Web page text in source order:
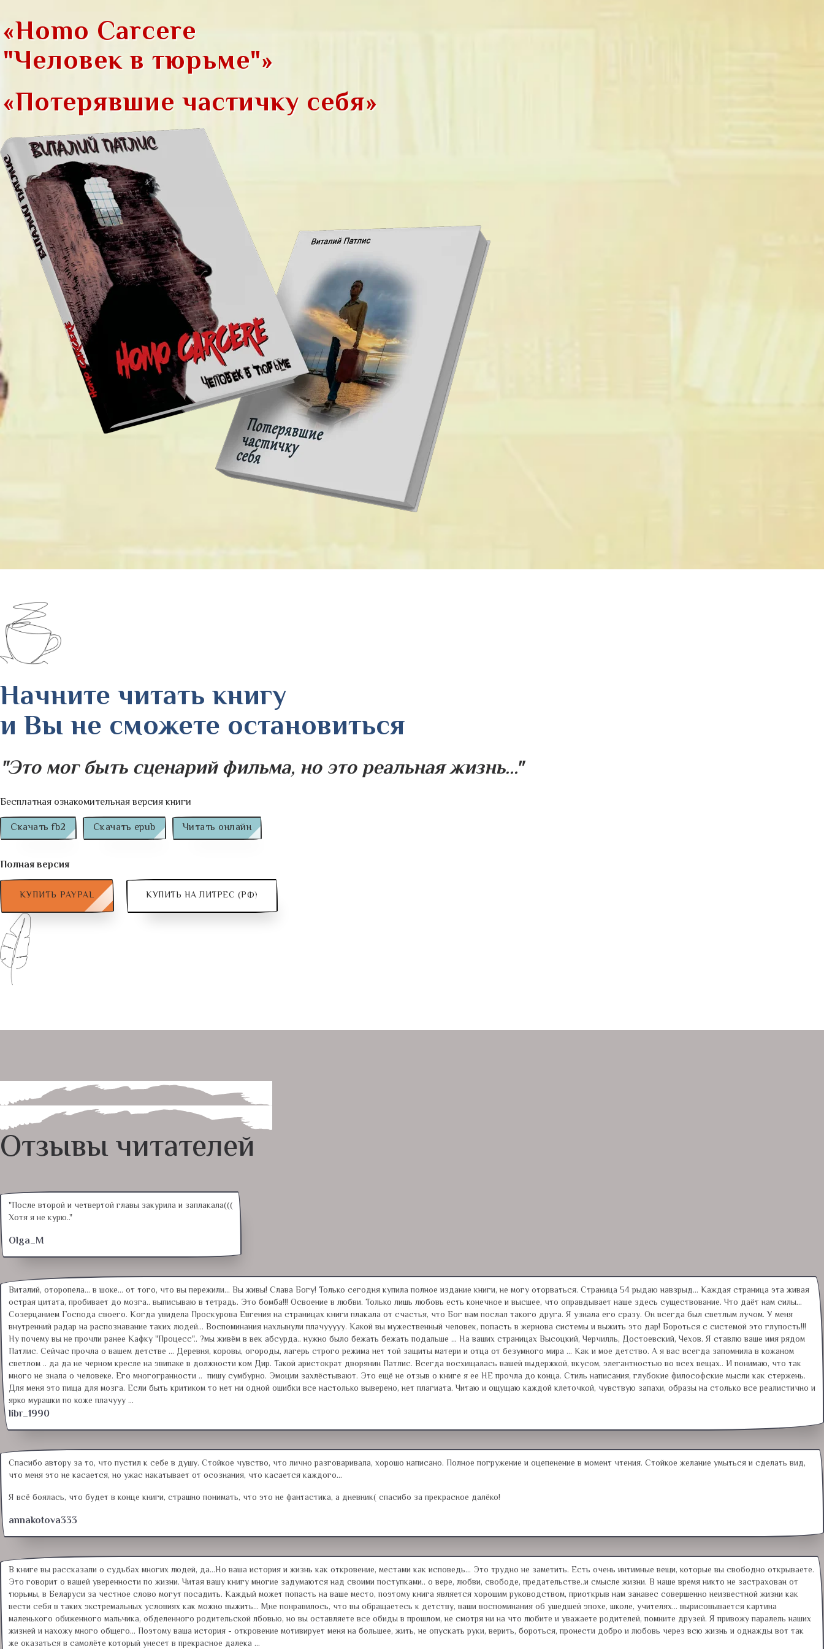
«Homo Carcere
"Человек в тюрьме"»
«Потерявшие частичку себя»
Начните читать книгу
и Вы не сможете остановиться
"Это мог быть сценарий фильма, но это реальная жизнь..."
Бесплатная ознакомительная версия книги
Скачать fb2
Скачать epub Читать онлайн
Полная версия
КУПИТЬ PAYPAL КУПИТЬ НА ЛИТРЕС (РФ)
Отзывы читателей
"После второй и четвертой главы закурила и заплакала(((
Хотя я не курю.."
Olga_M
Виталий, оторопела... в шоке... от того, что вы пережили... Вы живы! Слава Богу! Только сегодня купила полное издание книги, не могу оторваться. Страница 54 рыдаю навзрыд... Каждая страница эта живая
острая цитата, пробивает до мозга.. выписываю в тетрадь. Это бомба!!! Освоение в любви. Только лишь любовь есть конечное и высшее, что оправдывает наше здесь существование. Что даёт нам силы...
Созерцанием Господа своего. Когда увидела Проскурова Евгения на страницах книги плакала от счастья, что Бог вам послал такого друга. Я узнала его сразу. Он всегда был светлым лучом. У меня
внутренний радар на распознавание таких людей... Воспоминания нахлынули плачууууу. Какой вы мужественный человек, попасть в жернова системы и выжить это дар! Бороться с системой это глупость!!!
Ну почему вы не прочли ранее Кафку "Процесс".. ?мы живём в век абсурда.. нужно было бежать бежать подальше ... На ваших страницах Высоцкий, Черчилль, Достоевский, Чехов. Я ставлю ваше имя рядом
Патлис. Сейчас прочла о вашем детстве ... Деревня, коровы, огороды, лагерь строго режима нет той защиты матери и отца от безумного мира ... Как и мое детство. А я вас всегда запомнила в кожаном
светлом .. да да не черном кресле на эвипаке в должности ком Дир. Такой аристократ дворянин Патлис. Всегда восхищалась вашей выдержкой, вкусом, элегантностью во всех вещах.. И понимаю, что так
много не знала о человеке. Его многогранности .. пишу сумбурно. Эмоции захлёстывают. Это ещё не отзыв о книге я ее НЕ прочла до конца. Стиль написания, глубокие философские мысли как стержень.
Для меня это пища для мозга. Если быть критиком то нет ни одной ошибки все настолько выверено, нет плагиата. Читаю и ощущаю каждой клеточкой, чувствую запахи, образы на столько все реалистично и
ярко мурашки по коже плачууу ...
libr_1990
Спасибо автору за то, что пустил к себе в душу. Стойкое чувство, что лично разговаривала, хорошо написано. Полное погружение и оцепенение в момент чтения. Стойкое желание умыться и сделать вид,
что меня это не касается, но ужас накатывает от осознания, что касается каждого...
Я всё боялась, что будет в конце книги, страшно понимать, что это не фантастика, а дневник( спасибо за прекрасное далёко!
annakotova333
В книге вы рассказали о судьбах многих людей, да...Но ваша история и жизнь как откровение, местами как исповедь... Это трудно не заметить. Есть очень интимные вещи, которые вы свободно открываете.
Это говорит о вашей уверенности по жизни. Читая вашу книгу многие задумаются над своими поступками.. о вере, любви, свободе, предательстве..и смысле жизни. В наше время никто не застрахован от
тюрьмы, в Беларуси за честное слово могут посадить. Каждый может попасть на ваше место, поэтому книга является хорошим руководством, приоткрыв нам занавес совершенно неизвестной жизни как
вести себя в таких экстремальных условиях как можно выжить... Мне понравилось, что вы обращаетесь к детству, ваши воспоминания об ушедшей эпохе, школе, учителях... вырисовывается картина
маленького обиженного мальчика, обделенного родительской лбовью, но вы оставляете все обиды в прошлом, не смотря ни на что любите и уважаете родителей, помните друзей. Я привожу паралель наших
жизней и нахожу много общего... Поэтому ваша история - откровение мотивирует меня на большее, жить, не опускать руки, верить, бороться, пронести добро и любовь через всю жизнь и однажды вот так
же оказаться в самолёте который унесет в прекрасное далека ...